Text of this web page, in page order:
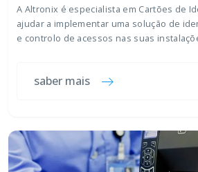
A Altronix é especialista em Cartões de
ajudar a implementar uma solução de
e controlo de acessos nas suas
saber mais